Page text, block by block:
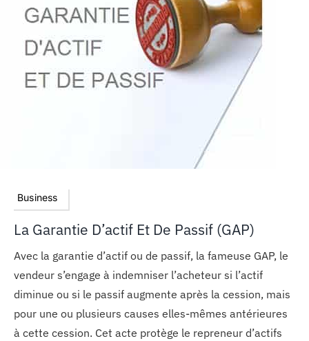
Business
La Garantie D’actif Et De Passif (GAP)
Avec la garantie d’actif ou de passif, la fameuse GAP, le
vendeur s’engage à indemniser l’acheteur si l’actif
diminue ou si le passif augmente après la cession, mais
pour une ou plusieurs causes elles-mêmes antérieures
à cette cession. Cet acte protège le repreneur d’actifs